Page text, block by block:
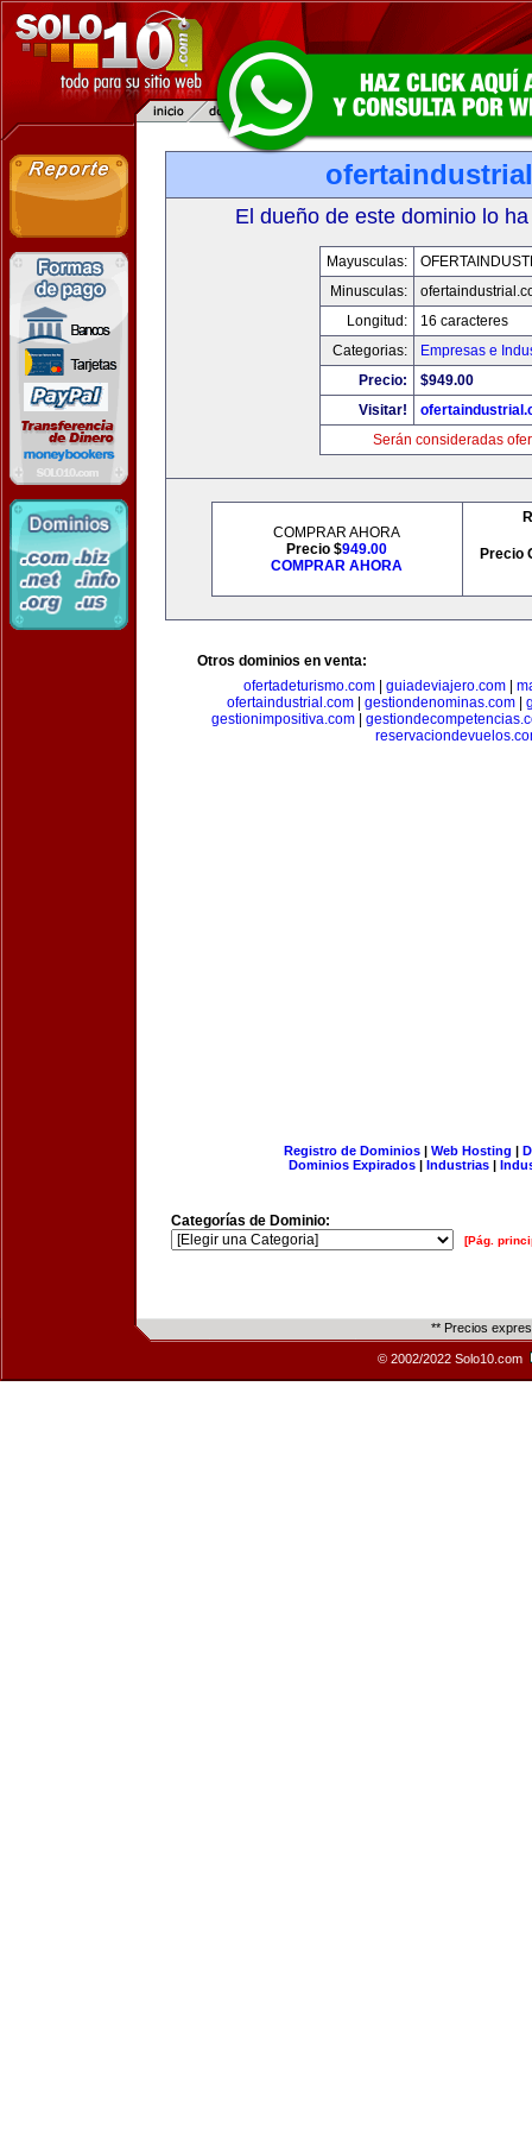
El dueño de este dominio lo
Mayusculas:
Minusculas:
Longitud:
16 caracteres
Categorias:
Empresas e
Precio:
$949.00
Visitar!
Serán consideradas
COMPRAR AHORA
Precio $949.00
COMPRAR AHORA
Precio
Otros dominios en venta:
ofertadeturismo.com| guiadeviajero.com|
ofertaindustrial.com| gestiondenominas.com|
gestionimpositiva.com
Registro de Dominios| Web Hosting |
Dominios Expirados | Industrias |
Categorías de Dominio:
[Pág.
** Precios
© 2002/2022 Solo10.com